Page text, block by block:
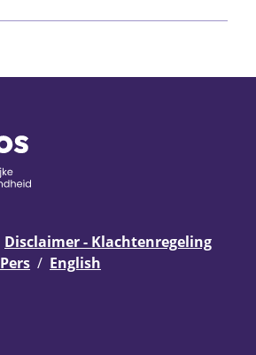
Disclaimer - Klachtenregeling
Pers English